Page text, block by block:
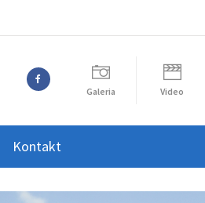
Galeria Video
Kontakt